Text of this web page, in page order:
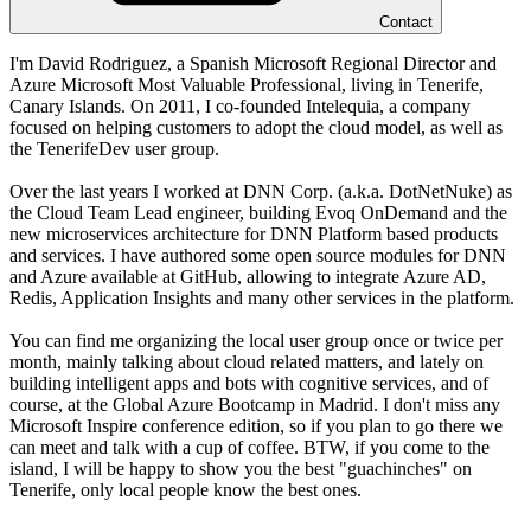
Contact
I'm David Rodriguez, a Spanish Microsoft Regional Director and
Azure Microsoft Most Valuable Professional, living in Tenerife,
Canary Islands. On 2011, I co-founded Intelequia, a company
focused on helping customers to adopt the cloud model, as well as
the TenerifeDev user group.
Over the last years I worked at DNN Corp. (a.k.a. DotNetNuke) as
the Cloud Team Lead engineer, building Evoq OnDemand and the
new microservices architecture for DNN Platform based products
and services. I have authored some open source modules for DNN
and Azure available at GitHub, allowing to integrate Azure AD,
Redis, Application Insights and many other services in the platform.
You can find me organizing the local user group once or twice per
month, mainly talking about cloud related matters, and lately on
building intelligent apps and bots with cognitive services, and of
course, at the Global Azure Bootcamp in Madrid. I don't miss any
Microsoft Inspire conference edition, so if you plan to go there we
can meet and talk with a cup of coffee. BTW, if you come to the
island, I will be happy to show you the best "guachinches" on
Tenerife, only local people know the best ones.